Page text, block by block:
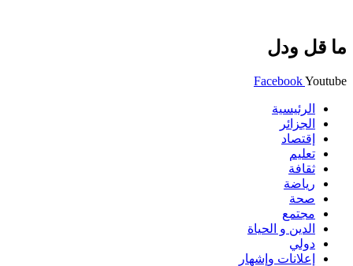
ما قل ودل
FacebookYoutube
الرئيسية
الجزائر
إقتصاد
تعليم
ثقافة
رياضة
صحة
مجتمع
الدين و الحياة
دولي
إعلانات وإشهار